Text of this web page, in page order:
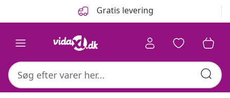
Gratis levering